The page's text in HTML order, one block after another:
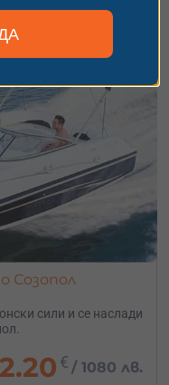
Созопол
сили и се наслади
€ /1080 лв.